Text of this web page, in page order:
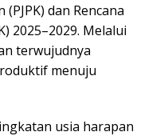
dan Rencana
2025–2029. Melalui
terwujudnya
menuju
usia harapan